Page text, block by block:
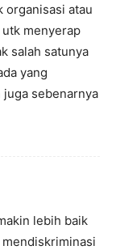
organisasi atau
menyerap
salah satunya
yang
sebenarnya
lebih baik